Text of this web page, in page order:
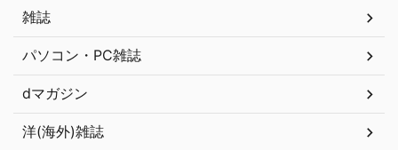
雑誌
パソコン・PC雑誌
dマガジン
洋(海外)雑誌